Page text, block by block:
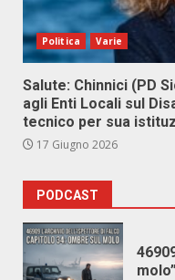
Politica Varie
Salute: Chinnici (PD
agli Enti Locali sul
tecnico per sua
17 Giugno 2026
PODCAST